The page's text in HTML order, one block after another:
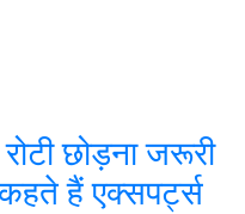
छोड़ना जरूरी
हैं एक्सपर्ट्स